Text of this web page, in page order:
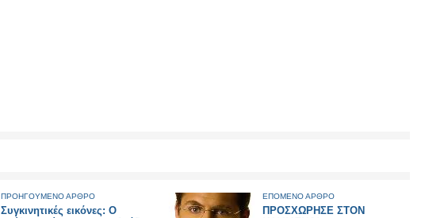
ΠΡΟΗΓΟΥΜΕΝΟ ΑΡΘΡΟ
Συγκινητικές εικόνες: Ο
ΕΠΟΜΕΝΟ ΑΡΘΡΟ
ΠΡΟΣΧΩΡΗΣΕ ΣΤΟΝ